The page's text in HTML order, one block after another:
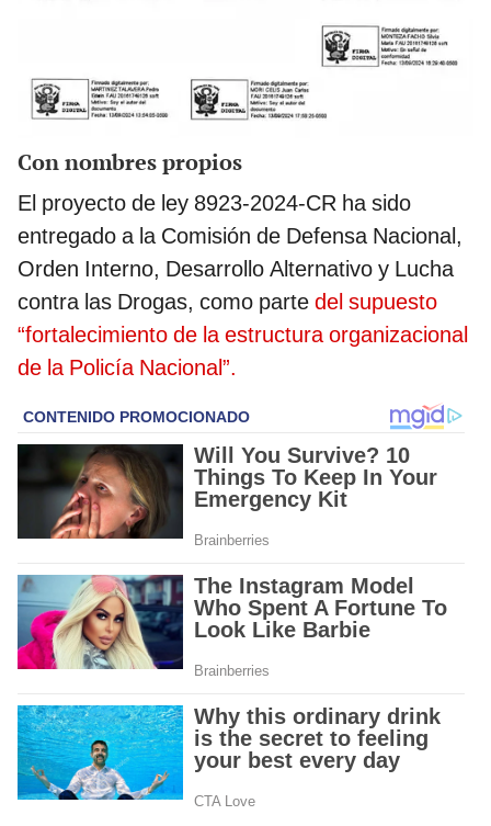
Con nombres propios
El proyecto de ley 8923-2024-CR ha sido
entregado a la Comisión de Defensa Nacional,
Orden Interno, Desarrollo Alternativo y Lucha
contra las Drogas, como parte del supuesto
“fortalecimiento de la estructura organizacional
de la Policía Nacional”.